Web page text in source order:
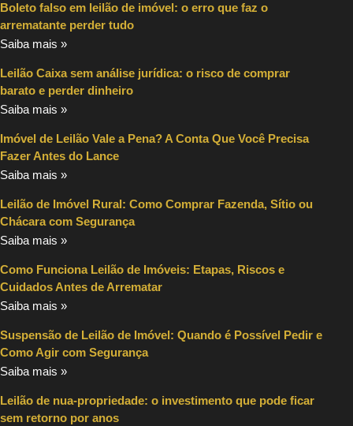
Boleto falso em leilão de imóvel: o erro que faz o
arrematante perder tudo
Saiba mais »
Leilão Caixa sem análise jurídica: o risco de comprar
barato e perder dinheiro
Saiba mais »
Imóvel de Leilão Vale a Pena? A Conta Que Você Precisa
Fazer Antes do Lance
Saiba mais »
Leilão de Imóvel Rural: Como Comprar Fazenda, Sítio ou
Chácara com Segurança
Saiba mais »
Como Funciona Leilão de Imóveis: Etapas, Riscos e
Cuidados Antes de Arrematar
Saiba mais »
Suspensão de Leilão de Imóvel: Quando é Possível Pedir e
Como Agir com Segurança
Saiba mais »
Leilão de nua-propriedade: o investimento que pode ficar
sem retorno por anos